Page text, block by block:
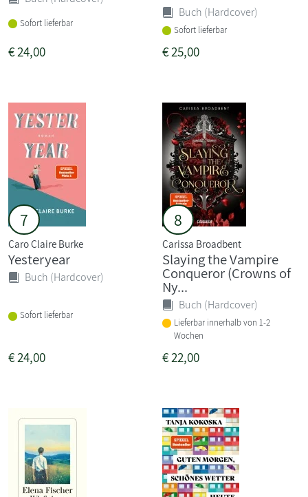
Sofort lieferbar
€24,00
Buch (Hardcover)
Sofort lieferbar
€25,00
7
Caro Claire Burke
Yesteryear
Buch (Hardcover)
Sofort lieferbar
€24,00
8
Carissa Broadbent
Slaying the Vampire
Conqueror (Crowns of
Ny...
Buch (Hardcover)
Lieferbar innerhalb von 1-2
Wochen
€22,00